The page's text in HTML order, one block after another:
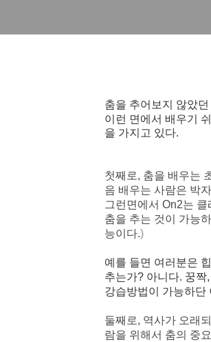
춤을 추어보지 않았
이런 면에서 배우기
을 가지고 있다.
첫째로, 춤을 배우는
음 배우는 사람은 박
그런면에서 On2는 클
춤을 추는 것이 가능
능이다.)
예를 들면 여러분은
추는가? 아니다. 꿍짝
강습방법이 가능하단
둘째로, 역사가 오래
람을 위해서 춤의 중